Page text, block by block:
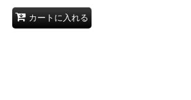
カートに入れる